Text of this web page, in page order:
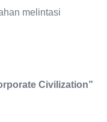
melintasi
Civilization”